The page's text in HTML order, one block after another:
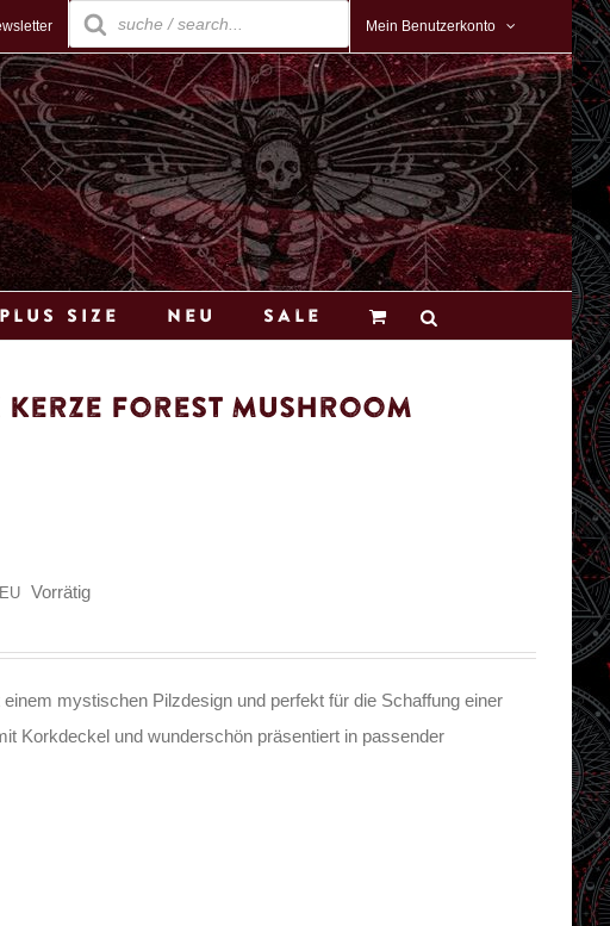
Products
search
Mein Benutzerkonto
Plus Size Neu Sale
Forest Mushroom
Vorrätig
mystischen Pilzdesign und perfekt für die Schaffung einer
Korkdeckel und wunderschön präsentiert in passender